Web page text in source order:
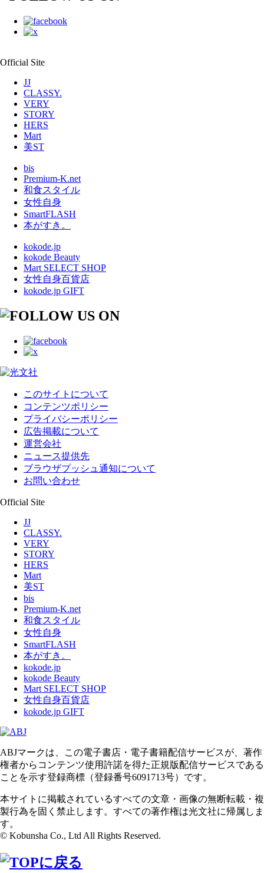
Official Site
JJ
CLASSY.
VERY
STORY
HERS
Mart
美ST
bis
Premium-K.net
和食スタイル
女性自身
SmartFLASH
本がすき。
kokode.jp
kokode Beauty
Mart SELECT SHOP
女性自身百貨店
kokode.jp GIFT
このサイトについて
コンテンツポリシー
プライバシーポリシー
広告掲載について
運営会社
ニュース提供先
ブラウザプッシュ通知について
お問い合わせ
Official Site
JJ
CLASSY.
VERY
STORY
HERS
Mart
美ST
bis
Premium-K.net
和食スタイル
女性自身
SmartFLASH
本がすき。
kokode.jp
kokode Beauty
Mart SELECT SHOP
女性自身百貨店
kokode.jp GIFT
ABJマークは、この電子書店・電子書籍配信サービスが、著作
権者からコンテンツ使用許諾を得た正規版配信サービスである
ことを示す登録商標（登録番号6091713号）です。
本サイトに掲載されているすべての文章・画像の無断転載・複
製行為を固く禁止します。すべての著作権は光文社に帰属しま
す。
© Kobunsha Co., Ltd All Rights Reserved.